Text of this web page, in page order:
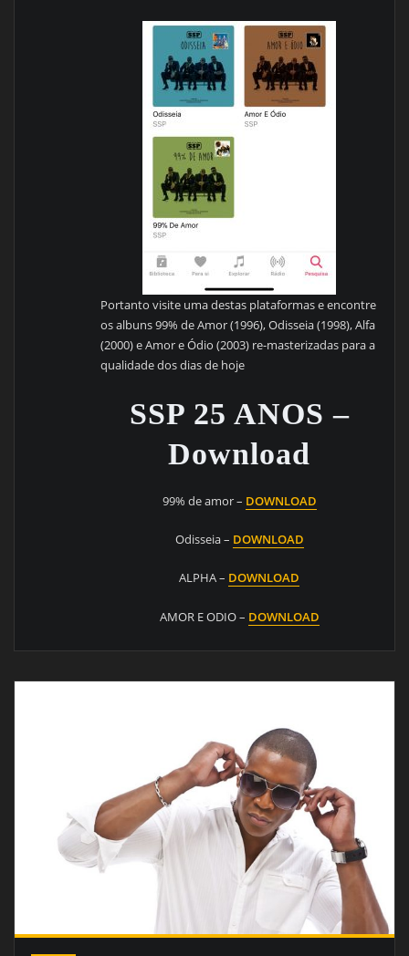
Portanto visite uma destas plataformas e encontre
os albuns 99% de Amor (1996), Odisseia (1998), Alfa
(2000) e Amor e Ódio (2003) re-masterizadas para a
qualidade dos dias de hoje
SSP 25 ANOS –
Download
99% de amor – DOWNLOAD
Odisseia – DOWNLOAD
ALPHA – DOWNLOAD
AMOR E ODIO – DOWNLOAD